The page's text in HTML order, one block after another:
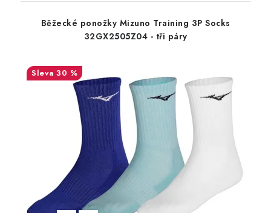
Běžecké ponožky Mizuno Training 3P Socks
32GX2505Z04 - tři páry
30 %